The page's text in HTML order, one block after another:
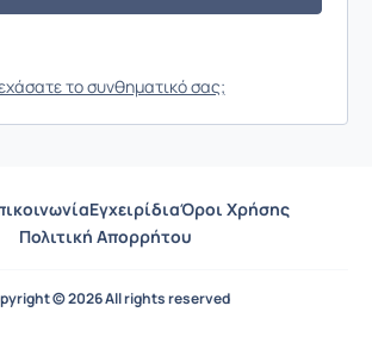
το συνθηματικό σας;
ΕγχειρίδιαΌροι Χρήσης
Πολιτική Απορρήτου
© 2026 All rights reserved